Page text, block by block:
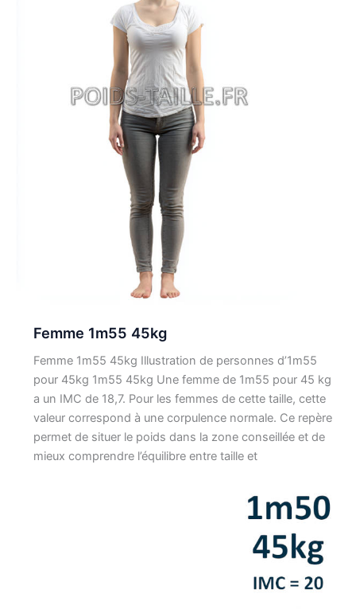
Femme 1m55 45kg
Femme 1m55 45kg Illustration de personnes d’1m55
pour 45kg 1m55 45kg Une femme de 1m55 pour 45 kg
a un IMC de 18,7. Pour les femmes de cette taille, cette
valeur correspond à une corpulence normale. Ce repère
permet de situer le poids dans la zone conseillée et de
mieux comprendre l’équilibre entre taille et